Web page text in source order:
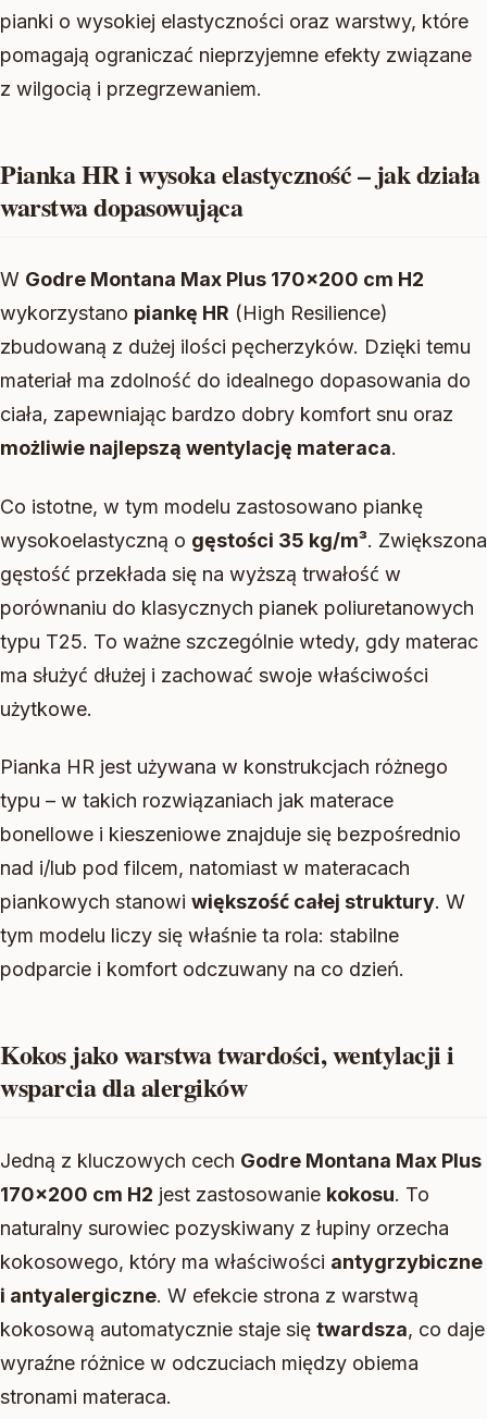
pianki o wysokiej elastyczności oraz warstwy, które
pomagają ograniczać nieprzyjemne efekty związane
z wilgocią i przegrzewaniem.
Pianka HR i wysoka elastyczność – jak działa
warstwa dopasowująca
W Godre Montana Max Plus 170×200 cm H2
wykorzystano piankę HR (High Resilience)
zbudowaną z dużej ilości pęcherzyków. Dzięki temu
materiał ma zdolność do idealnego dopasowania do
ciała, zapewniając bardzo dobry komfort snu oraz
możliwie najlepszą wentylację materaca.
Co istotne, w tym modelu zastosowano piankę
wysokoelastyczną o gęstości 35 kg/m³. Zwiększona
gęstość przekłada się na wyższą trwałość w
porównaniu do klasycznych pianek poliuretanowych
typu T25. To ważne szczególnie wtedy, gdy materac
ma służyć dłużej i zachować swoje właściwości
użytkowe.
Pianka HR jest używana w konstrukcjach różnego
typu – w takich rozwiązaniach jak materace
bonellowe i kieszeniowe znajduje się bezpośrednio
nad i/lub pod filcem, natomiast w materacach
piankowych stanowi większość całej struktury. W
tym modelu liczy się właśnie ta rola: stabilne
podparcie i komfort odczuwany na co dzień.
Kokos jako warstwa twardości, wentylacji i
wsparcia dla alergików
Jedną z kluczowych cech Godre Montana Max Plus
170×200 cm H2 jest zastosowanie kokosu. To
naturalny surowiec pozyskiwany z łupiny orzecha
kokosowego, który ma właściwości antygrzybiczne
i antyalergiczne. W efekcie strona z warstwą
kokosową automatycznie staje się twardsza, co daje
wyraźne różnice w odczuciach między obiema
stronami materaca.